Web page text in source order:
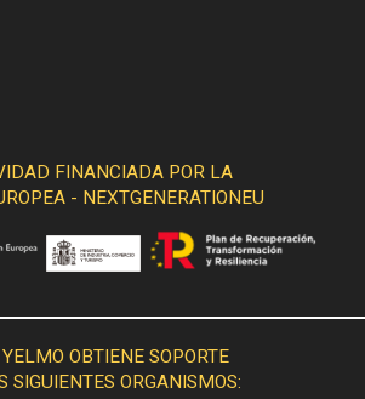
FINANCIADA POR LA
- NEXTGENERATIONEU
OBTIENE SOPORTE
SIGUIENTES ORGANISMOS: